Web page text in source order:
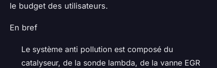
le budget des utilisateurs.
En bref
Le système anti pollution est composé du
catalyseur, de la sonde lambda, de la vanne EGR